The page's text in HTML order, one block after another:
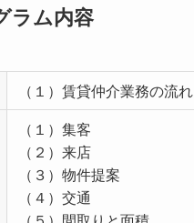
ラム内容
（１）賃貸仲介業務の流れ
（１）集客
（２）来店
（３）物件提案
（４）交通